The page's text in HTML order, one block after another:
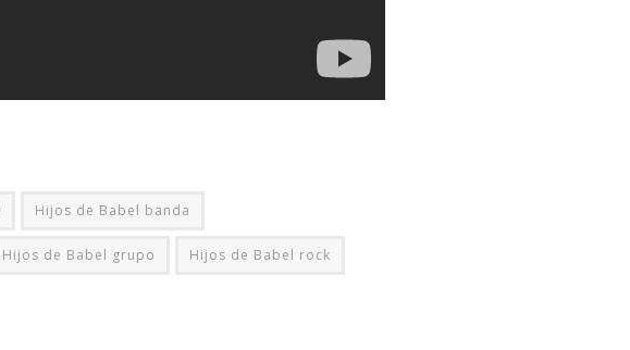
Hijos de Babel banda
Hijos de Babel grupo Hijos de Babel rock